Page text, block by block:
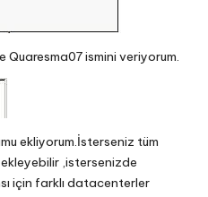
ismini veriyorum.
ekliyorum.İsterseniz tüm
,istersenizde
için farklı datacenterler